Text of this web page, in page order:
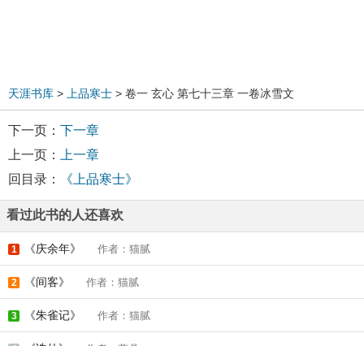
天涯书库 > 上品寒士 > 卷一 玄心 第七十三章 一卷冰雪文
下一页： 下一章
上一页：
上一章
回目录：
《上品寒士》
看过此书的人还喜欢
1 《庆余年》 作者：猫腻
2 《间客》 作者：猫腻
3 《朱雀记》 作者：猫腻